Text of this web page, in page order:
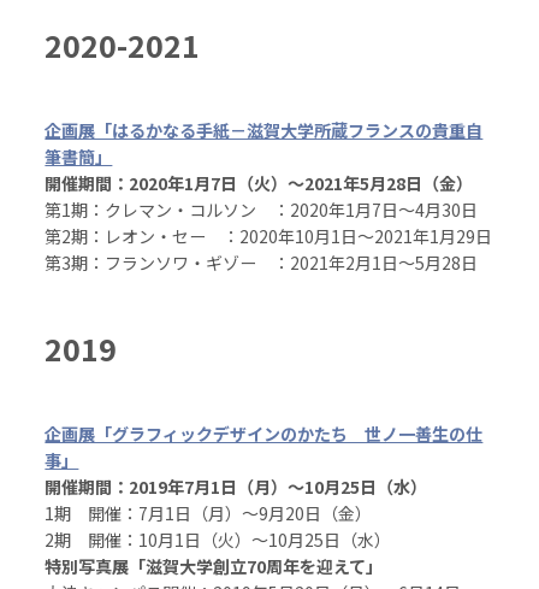
2020-2021
企画展「はるかなる手紙－滋賀大学所蔵フランスの貴重自
筆書簡」
開催期間：2020年1月7日（火）～2021年5月28日（金）
第1期：クレマン・コルソン ：2020年1月7日～4月30日
第2期：レオン・セー ：2020年10月1日～2021年1月29日
第3期：フランソワ・ギゾー ：2021年2月1日～5月28日
2019
企画展「グラフィックデザインのかたち 世ノ一善生の仕
事」
開催期間：2019年7月1日（月）～10月25日（水）
1期 開催：7月1日（月）～9月20日（金）
2期 開催：10月1日（火）～10月25日（水）
特別写真展「滋賀大学創立70周年を迎えて」